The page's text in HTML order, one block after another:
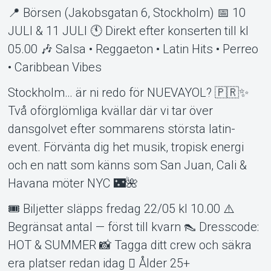
📍 Börsen (Jakobsgatan 6, Stockholm) 📅 10
JULI & 11 JULI 🕚 Direkt efter konserten till kl
05.00 🎶 Salsa • Reggaeton • Latin Hits • Perreo
• Caribbean Vibes
Stockholm… är ni redo för NUEVAYOL? 🇵🇷✨
Två oförglömliga kvällar där vi tar över
dansgolvet efter sommarens största latin-
event. Förvänta dig het musik, tropisk energi
och en natt som känns som San Juan, Cali &
Havana möter NYC 🌃🌺
🎟️ Biljetter släpps fredag 22/05 kl 10.00 ⚠️
Begränsat antal — först till kvarn 👠 Dresscode:
HOT & SUMMER 📸 Tagga ditt crew och säkra
era platser redan idag  Ålder 25+